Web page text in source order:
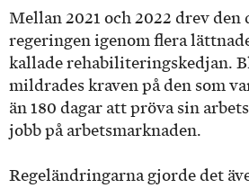
Mellan 2021 och 2022 drev den
regeringen igenom flera
kallade rehabiliteringskedjan.
mildrades kraven på den som
än 180 dagar att pröva sin
jobb på arbetsmarknaden.
Regeländringarna gjorde det